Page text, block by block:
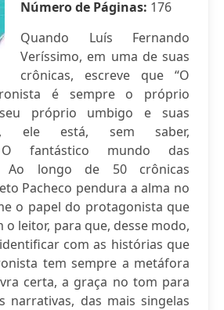
Número de Páginas: 176
Quando Luís Fernando
Veríssimo, em uma de suas
crônicas, escreve que “O
é sempre o próprio
próprio umbigo e suas
ele está, sem saber,
O fantástico mundo das
Ao longo de 50 crônicas
Pacheco pendura a alma no
o papel do protagonista que
o leitor, para que, desse modo,
com as histórias que
tem sempre a metáfora
certa, a graça no tom para
narrativas, das mais singelas